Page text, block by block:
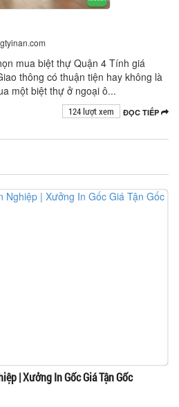
mua biệt thự Quận 4 Tính giá
thông có thuận tiện hay không là
một biệt thự ở ngoại ô...
ĐỌC TIẾP
124 lượt xem
| Xưởng In Gốc Giá Tận Gốc